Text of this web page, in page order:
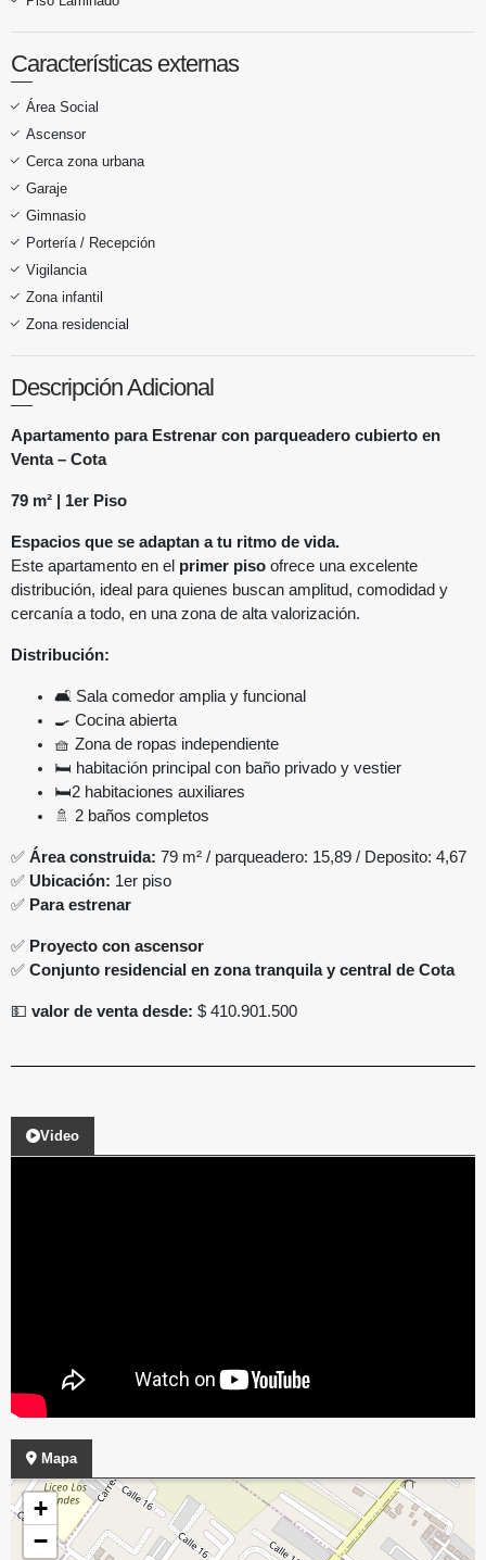
Características externas
Área Social
Ascensor
Cerca zona urbana
Garaje
Gimnasio
Portería / Recepción
Vigilancia
Zona infantil
Zona residencial
Descripción Adicional
Apartamento para Estrenar con parqueadero cubierto en
Venta – Cota
79 m² | 1er Piso
Espacios que se adaptan a tu ritmo de vida.
Este apartamento en el primer piso ofrece una excelente
distribución, ideal para quienes buscan amplitud, comodidad y
cercanía a todo, en una zona de alta valorización.
Distribución:
🛋️ Sala comedor amplia y funcional
🍳 Cocina abierta
🧺 Zona de ropas independiente
🛏️ habitación principal con baño privado y vestier
🛏️2 habitaciones auxiliares
🚿 2 baños completos
✅ Área construida: 79 m² / parqueadero: 15,89 / Deposito: 4,67
✅ Ubicación: 1er piso
✅ Para estrenar
✅ Proyecto con ascensor
✅ Conjunto residencial en zona tranquila y central de Cota
💵 valor de venta desde: $ 410.901.500
Video
Mapa
+
−